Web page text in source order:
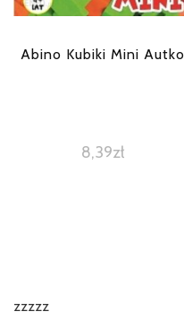
Abino Kubiki Mini Autko
8,39zł
zzzzz